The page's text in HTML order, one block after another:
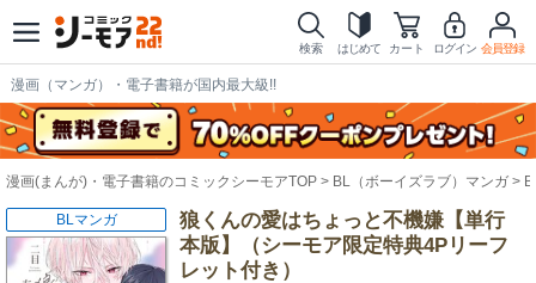
検索 はじめて カート ログイン 会員登録
漫画（マンガ）・電子書籍が国内最大級!!
漫画(まんが)・電子書籍のコミックシーモアTOP BL（ボーイズラブ）マンガ
狼くんの愛はちょっと不機嫌【単行
本版】（シーモア限定特典4Pリーフ
レット付き）
BLマンガ